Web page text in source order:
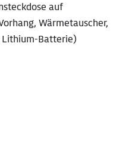
auf
Wärmetauscher,
Lithium-Batterie)